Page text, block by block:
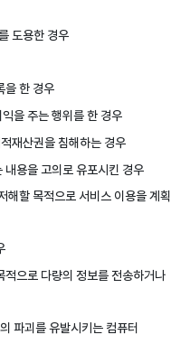
도용한 경우
을 한 경우
을 주는 행위를 한 경우
재산권을 침해하는 경우
용을 고의로 유포시킨 경우
해할 목적으로 서비스 이용을 계획
으로 다량의 정보를 전송하거나
파괴를 유발시키는 컴퓨터